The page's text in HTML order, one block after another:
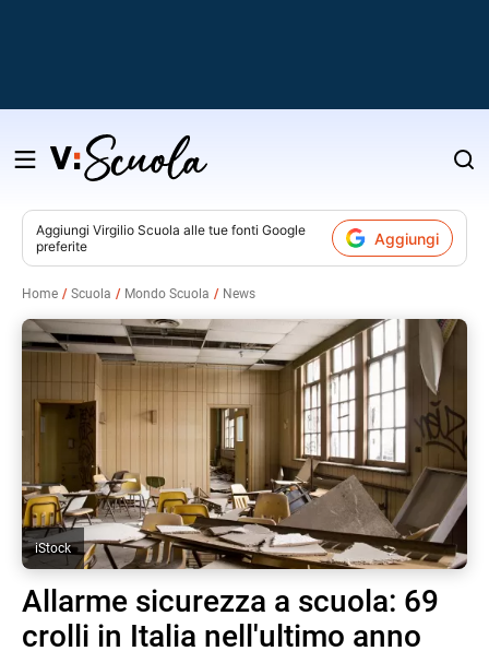
Salta
contenuto
Aggiungi Virgilio Scuola alle tue fonti Google
preferite
Aggiungi
Home Scuola Mondo Scuola News
iStock
Allarme sicurezza a scuola: 69
crolli in Italia nell'ultimo anno